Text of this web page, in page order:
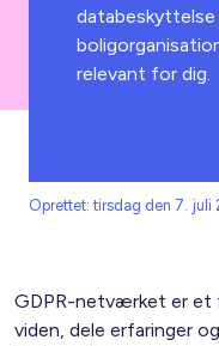
databeskyttelse
relevant for dig.
Oprettet: tirsdag den 7. juli
GDPR-netværket er et
viden, dele erfaringer